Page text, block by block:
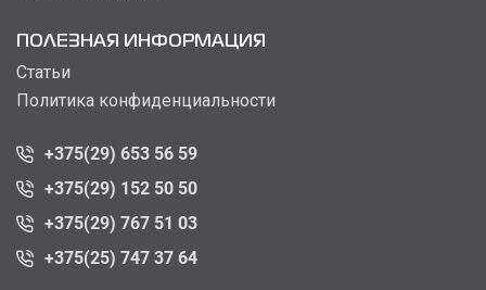
ПОЛЕЗНАЯ ИНФОРМАЦИЯ
Статьи
Политика конфиденциальности
+375(29) 653 56 59
+375(29) 152 50 50
+375(29) 767 51 03
+375(25) 747 37 64